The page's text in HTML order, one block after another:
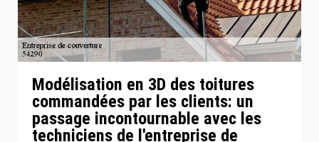
Modélisation en 3D des toitures
commandées par les clients: un
passage incontournable avec les
techniciens de l'entreprise de